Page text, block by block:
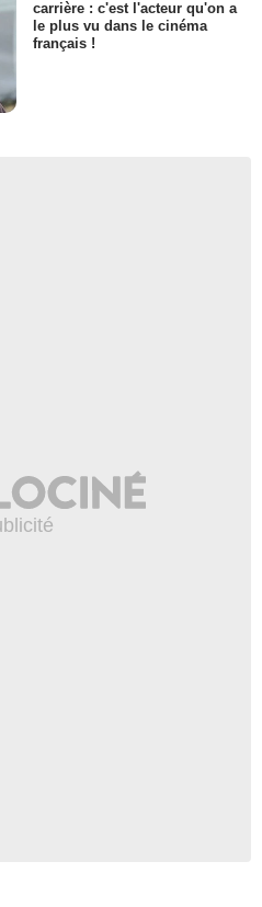
carrière : c'est l'acteur qu'on a
le plus vu dans le cinéma
français !